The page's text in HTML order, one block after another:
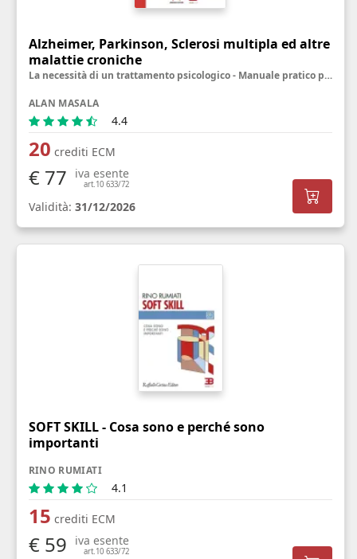
Alzheimer, Parkinson, Sclerosi multipla ed altre
malattie croniche
La necessità di un trattamento psicologico - Manuale pratico per personale sanitario, famigliari ed utenti
ALAN MASALA
4.4
20 crediti ECM
€ 77 iva esente
art.10 633/72
Validità: 31/12/2026
SOFT SKILL - Cosa sono e perché sono
importanti
RINO RUMIATI
4.1
15 crediti ECM
€ 59 iva esente
art.10 633/72